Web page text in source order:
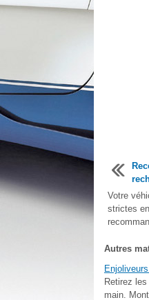
Votre
strictes
Autres
Retirez
main.